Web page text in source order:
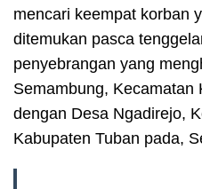
mencari keempat korban
ditemukan pasca
penyebrangan yang
Semambung, Kecamatan
dengan Desa Ngadirejo,
Kabupaten Tuban pada,